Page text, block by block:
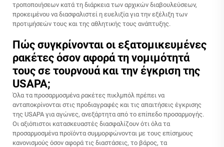
τροποποιήσεων κατά τη διάρκεια των αρχικών διαβουλεύσεων,
προκειμένου να διασφαλιστεί η ευελιξία για την εξέλιξη των
προτιμήσεών τους και της αθλητικής τους ανάπτυξης.
Πώς συγκρίνονται οι εξατομικευμένες
ρακέτες όσον αφορά τη νομιμότητά
τους σε τουρνουά και την έγκριση της
USAPA;
Όλα τα προσαρμοσμένα ρακέτες πικλμπόλ πρέπει να
ανταποκρίνονται στις προδιαγραφές και τις απαιτήσεις έγκρισης
της USAPA για αγώνες, ανεξάρτητα από το επίπεδο προσαρμογής.
Οι αξιόπιστοι κατασκευαστές διασφαλίζουν ότι όλα τα
προσαρμοσμένα προϊόντα συμμορφώνονται με τους επίσημους
κανονισμούς όσον αφορά τις διαστάσεις, το βάρος, τα